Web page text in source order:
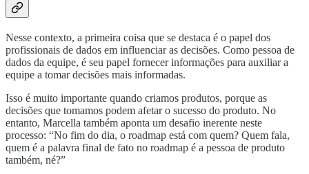
Nesse contexto, a primeira coisa que se destaca é o papel dos
profissionais de dados em influenciar as decisões. Como pessoa de
dados da equipe, é seu papel fornecer informações para auxiliar a
equipe a tomar decisões mais informadas.
Isso é muito importante quando criamos produtos, porque as
decisões que tomamos podem afetar o sucesso do produto. No
entanto, Marcella também aponta um desafio inerente neste
processo: “No fim do dia, o roadmap está com quem? Quem fala,
quem é a palavra final de fato no roadmap é a pessoa de produto
também, né?”